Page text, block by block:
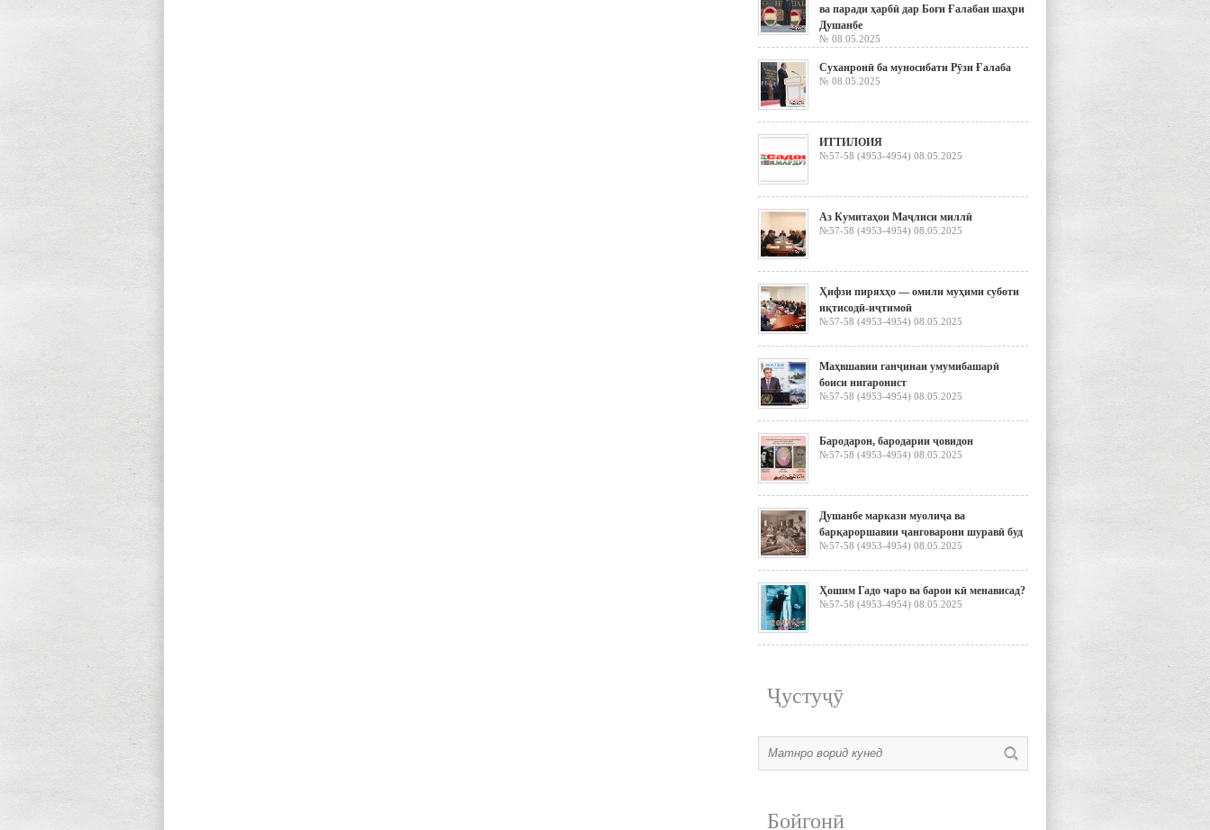
ва паради ҳарбӣ дар Боғи Ғалабаи шаҳри
Душанбе
№ 08.05.2025
Суханронӣ ба муносибати Рӯзи Ғалаба
№ 08.05.2025
ИТТИЛОИЯ
№57-58 (4953-4954) 08.05.2025
Аз Кумитаҳои Маҷлиси миллӣ
№57-58 (4953-4954) 08.05.2025
Ҳифзи пиряхҳо — омили муҳими суботи
иқтисодӣ-иҷтимоӣ
№57-58 (4953-4954) 08.05.2025
Маҳвшавии ганҷинаи умумибашарӣ
боиси нигаронист
№57-58 (4953-4954) 08.05.2025
Бародарон, бародарии ҷовидон
№57-58 (4953-4954) 08.05.2025
Душанбе маркази муолиҷа ва
барқароршавии ҷанговарони шуравӣ буд
№57-58 (4953-4954) 08.05.2025
Ҳошим Гадо чаро ва барои кӣ менависад?
№57-58 (4953-4954) 08.05.2025
Ҷустуҷӯ
Бойгонӣ